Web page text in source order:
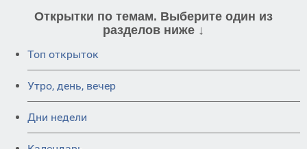
Открытки по темам. Выберите один из
разделов ниже ↓
Топ открыток
Утро, день, вечер
Дни недели